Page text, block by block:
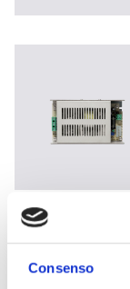
Consenso